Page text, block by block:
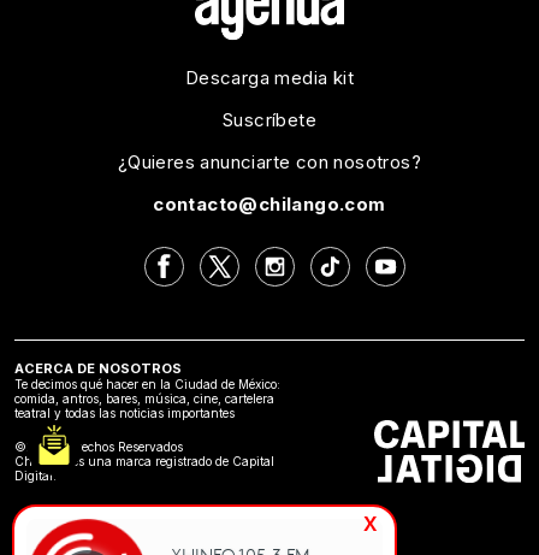
Descarga media kit
Suscríbete
¿Quieres anunciarte con nosotros?
contacto@chilango.com
ACERCA DE NOSOTROS
Te decimos qué hacer en la Ciudad de México:
comida, antros, bares, música, cine, cartelera
teatral y todas las noticias importantes
©2024 Derechos Reservados
Chilango es una marca registrado de Capital
Digital.
x